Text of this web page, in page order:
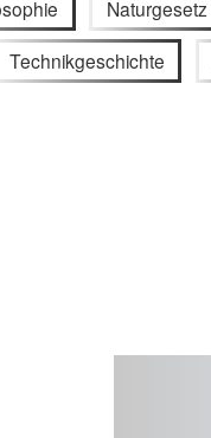
Naturgesetz
Technikgeschichte